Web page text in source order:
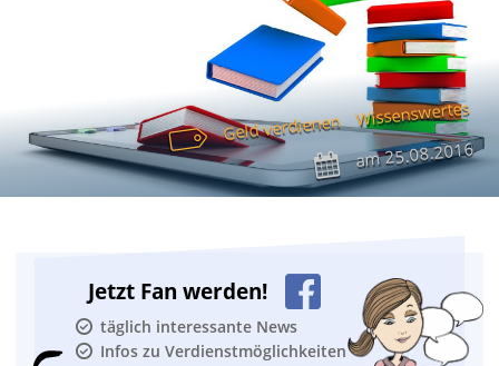
Geld verdienen Wissenswertes
am25.08.2016
Jetzt Fan werden!
täglich interessante News
Infos zu Verdienstmöglichkeiten